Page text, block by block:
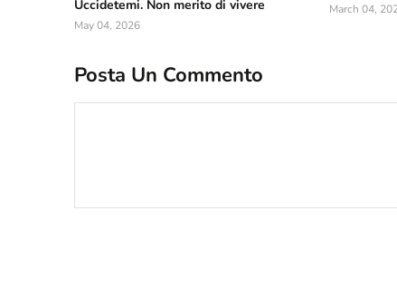
Uccidetemi. Non merito di vivere
May 04, 2026
March 04,
Posta Un Commento